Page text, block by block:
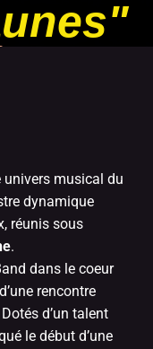
univers musical du
dynamique
réunis sous
.
dans le coeur
rencontre
d’un talent
le début d’une